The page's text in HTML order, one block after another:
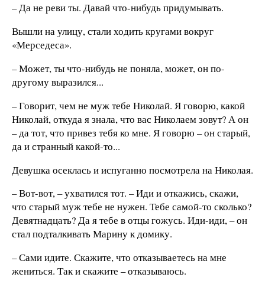
– Да не реви ты. Давай что-нибудь придумывать.
Вышли на улицу, стали ходить кругами вокруг
«Мерседеса».
– Может, ты что-нибудь не поняла, может, он по-
другому выразился...
– Говорит, чем не муж тебе Николай. Я говорю, какой
Николай, откуда я знала, что вас Николаем зовут? А он
– да тот, что привез тебя ко мне. Я говорю – он старый,
да и странный какой-то...
Девушка осеклась и испуганно посмотрела на Николая.
– Вот-вот, – ухватился тот. – Иди и откажись, скажи,
что старый муж тебе не нужен. Тебе самой-то сколько?
Девятнадцать? Да я тебе в отцы гожусь. Иди-иди, – он
стал подталкивать Марину к домику.
– Сами идите. Скажите, что отказываетесь на мне
жениться. Так и скажите – отказываюсь.